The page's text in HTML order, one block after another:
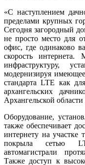
«С наступлением
пределами крупных
Сегодня загородный
не просто место для
офис, где одинаково
скорость
инфраструктуру,
модернизируя
стандарта LTE как
архангельских
Архангельской области
Оборудование,
также обеспечивает
интернету на
покрыла сетью
автомагистрали
Также доступ к